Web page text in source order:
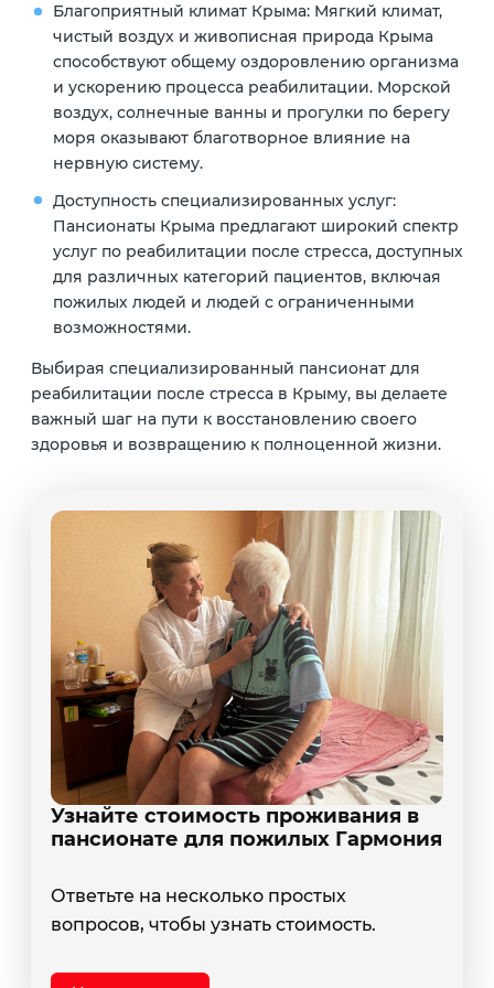
Благоприятный климат Крыма:Мягкий климат,
чистый воздух и живописная природа Крыма
способствуют общему оздоровлению организма
и ускорению процесса реабилитации. Морской
воздух, солнечные ванны и прогулки по берегу
моря оказывают благотворное влияние на
нервную систему.
Доступность специализированных услуг:
Пансионаты Крыма предлагают широкий спектр
услуг по реабилитации после стресса, доступных
для различных категорий пациентов, включая
пожилых людей и людей с ограниченными
возможностями.
Выбирая специализированный пансионат для
реабилитации после стресса в Крыму, вы делаете
важный шаг на пути к восстановлению своего
здоровья и возвращению к полноценной жизни.
Узнайте стоимость проживания в
пансионате для пожилых Гармония
Ответьте на несколько простых
вопросов, чтобы узнать стоимость.